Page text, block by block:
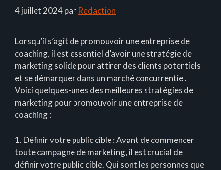
4 juillet 2024par Redaction
Lorsqu’il s’agit de promouvoir une entreprise de
coaching, il est essentiel d’avoir une stratégie de
marketing solide pour attirer des clients potentiels
et se démarquer dans un marché concurrentiel.
Voici quelques-unes des meilleures stratégies de
marketing pour promouvoir une entreprise de
coaching :
1. Définir votre public cible : Avant de commencer
toute campagne de marketing, il est crucial de
définir votre public cible. Qui sont les personnes que